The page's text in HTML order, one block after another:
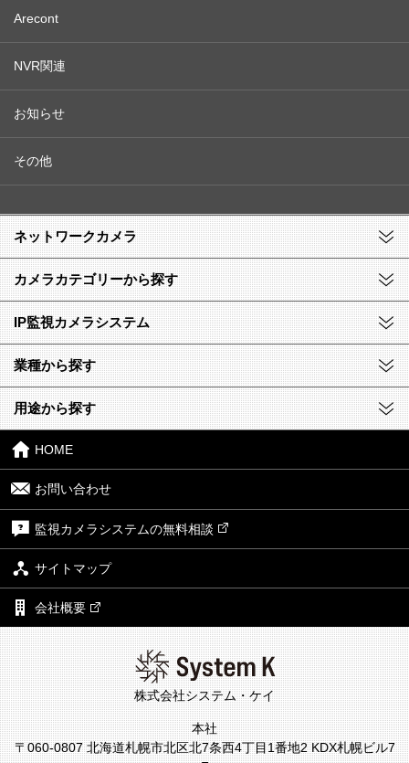
Arecont
NVR関連
お知らせ
その他
ネットワークカメラ
カメラカテゴリーから探す
IP監視カメラシステム
業種から探す
用途から探す
HOME
お問い合わせ
監視カメラシステムの無料相談
サイトマップ
会社概要
株式会社システム・ケイ
本社
〒060-0807 北海道札幌市北区北7条西4丁目1番地2 KDX札幌ビル7